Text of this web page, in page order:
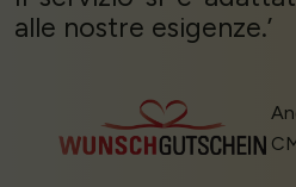
alle nostre esigenze.’